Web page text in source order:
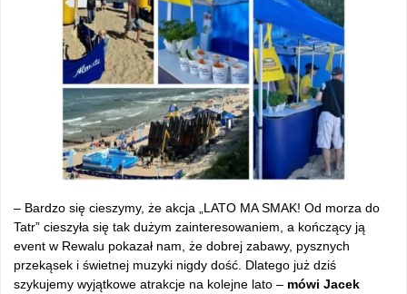
– Bardzo się cieszymy, że akcja „LATO MA SMAK! Od morza do
Tatr” cieszyła się tak dużym zainteresowaniem, a kończący ją
event w Rewalu pokazał nam, że dobrej zabawy, pysznych
przekąsek i świetnej muzyki nigdy dość. Dlatego już dziś
szykujemy wyjątkowe atrakcje na kolejne lato – mówi Jacek